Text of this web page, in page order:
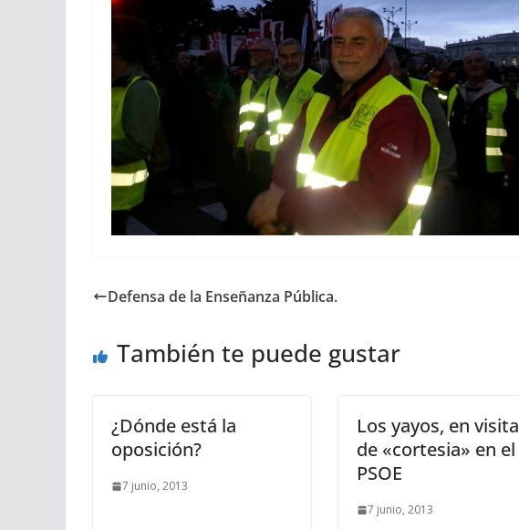
Defensa de la Enseñanza Pública.
También te puede gustar
¿Dónde está la
oposición?
7 junio, 2013
Los yayos, en visita
de «cortesia» en el
PSOE
7 junio, 2013